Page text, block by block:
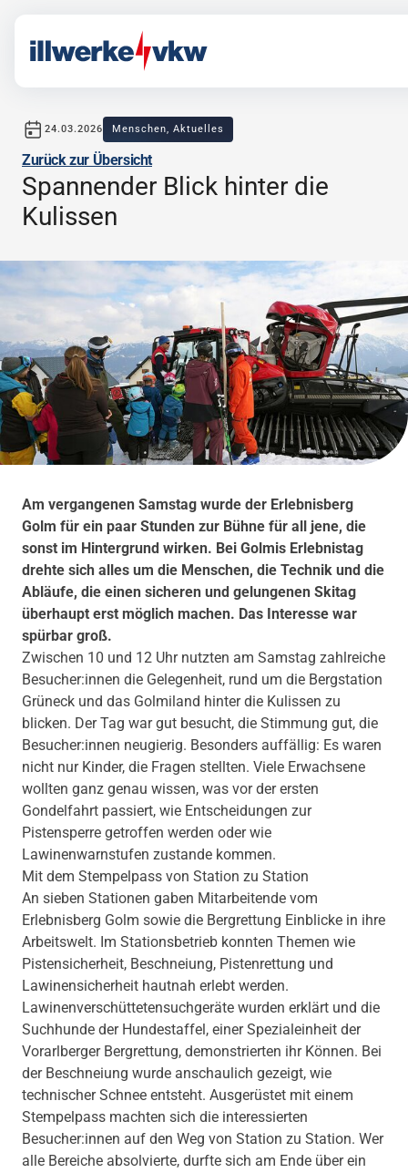
Direkt zum Inhalt
Direkt zur Navigation
Zurück zur Übersicht
Spannender Blick hinter die
Kulissen
Veröffentlicht am
24.03.2026
in
Menschen, Aktuelles
von gsl
Am vergangenen Samstag wurde der Erlebnisberg
Golm für ein paar Stunden zur Bühne für all jene, die
sonst im Hintergrund wirken. Bei Golmis Erlebnistag
drehte sich alles um die Menschen, die Technik und die
Abläufe, die einen sicheren und gelungenen Skitag
überhaupt erst möglich machen. Das Interesse war
spürbar groß.
Zwischen 10 und 12 Uhr nutzten am Samstag zahlreiche
Besucher:innen die Gelegenheit, rund um die Bergstation
Grüneck und das Golmiland hinter die Kulissen zu
blicken. Der Tag war gut besucht, die Stimmung gut, die
Besucher:innen neugierig. Besonders auffällig: Es waren
nicht nur Kinder, die Fragen stellten. Viele Erwachsene
wollten ganz genau wissen, was vor der ersten
Gondelfahrt passiert, wie Entscheidungen zur
Pistensperre getroffen werden oder wie
Lawinenwarnstufen zustande kommen.
Mit dem Stempelpass von Station zu Station
An sieben Stationen gaben Mitarbeitende vom
Erlebnisberg Golm sowie die Bergrettung Einblicke in ihre
Arbeitswelt. Im Stationsbetrieb konnten Themen wie
Pistensicherheit, Beschneiung, Pistenrettung und
Lawinensicherheit hautnah erlebt werden.
Lawinenverschüttetensuchgeräte wurden erklärt und die
Suchhunde der Hundestaffel, einer Spezialeinheit der
Vorarlberger Bergrettung, demonstrierten ihr Können. Bei
der Beschneiung wurde anschaulich gezeigt, wie
technischer Schnee entsteht. Ausgerüstet mit einem
Stempelpass machten sich die interessierten
Besucher:innen auf den Weg von Station zu Station. Wer
alle Bereiche absolvierte, durfte sich am Ende über ein